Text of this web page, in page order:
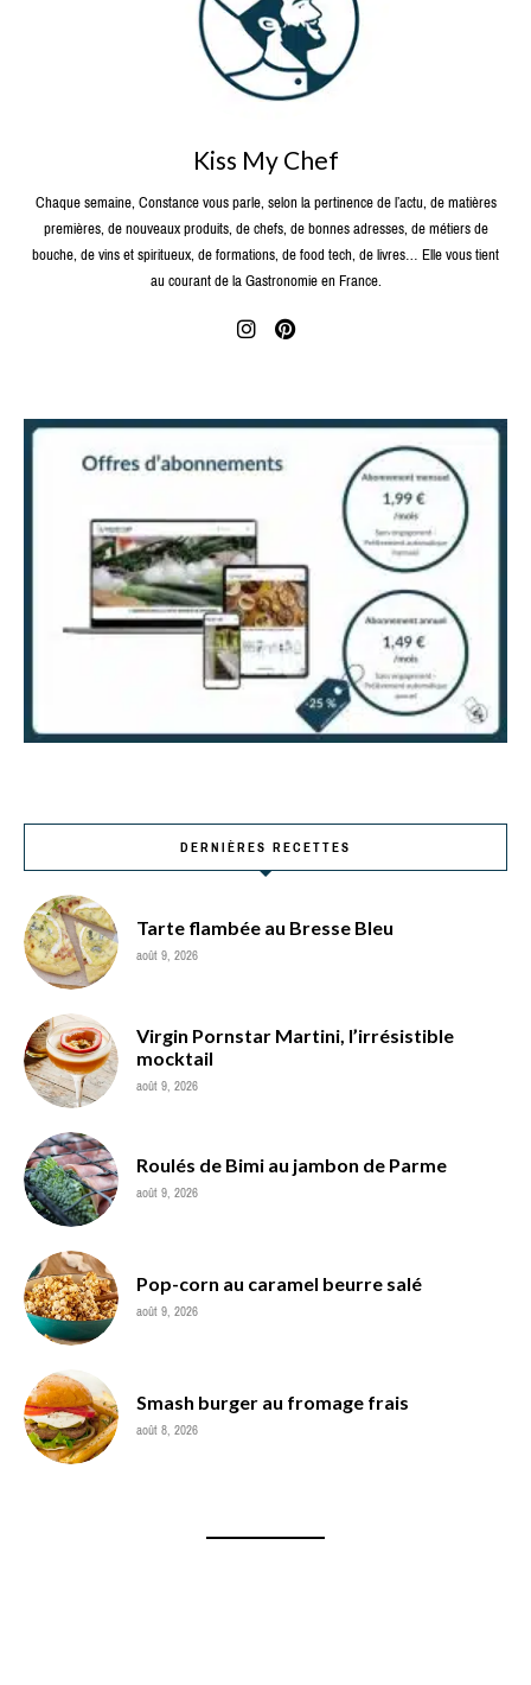
Kiss My Chef
Chaque semaine, Constance vous parle, selon la pertinence de l’actu, de matières
premières, de nouveaux produits, de chefs, de bonnes adresses, de métiers de
bouche, de vins et spiritueux, de formations, de food tech, de livres… Elle vous tient
au courant de la Gastronomie en France.
DERNIÈRES RECETTES
Tarte flambée au Bresse Bleu
août 9, 2026
Virgin Pornstar Martini, l’irrésistible
mocktail
août 9, 2026
Roulés de Bimi au jambon de Parme
août 9, 2026
Pop-corn au caramel beurre salé
août 9, 2026
Smash burger au fromage frais
août 8, 2026